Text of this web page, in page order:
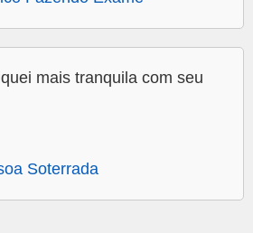
mais tranquila com seu
Soterrada